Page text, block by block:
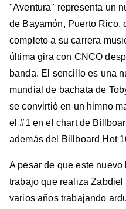
"Aventura" representa un
de Bayamón, Puerto Rico,
completo a su carrera
última gira con CNCO
banda. El sencillo es una
mundial de bachata de
se convirtió en un himno
el #1 en el chart de
además del Billboard Hot
A pesar de que este
trabajo que realiza
varios años trabajando